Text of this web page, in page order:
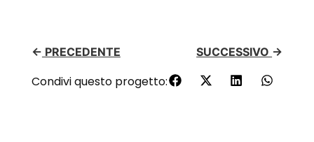
← PRECEDENTE SUCCESSIVO →
Condivi questo progetto: